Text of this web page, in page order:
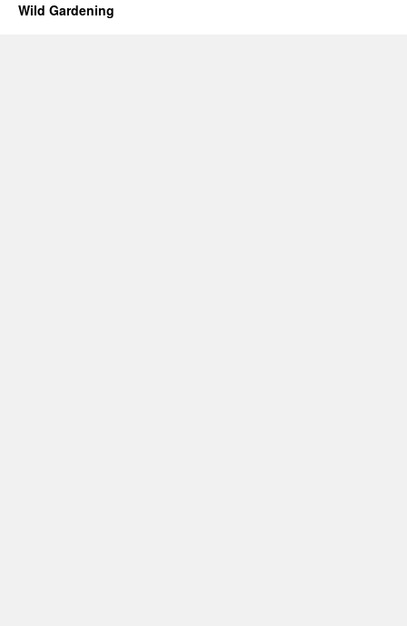
Wild Gardening